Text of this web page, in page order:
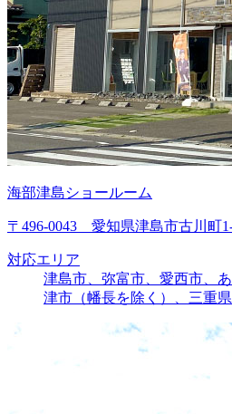
海部津島ショールーム
〒496-0043 愛知県津島市古川町
対応エリア
津島市、弥富市、愛西市、
津市（幡長を除く）、三重